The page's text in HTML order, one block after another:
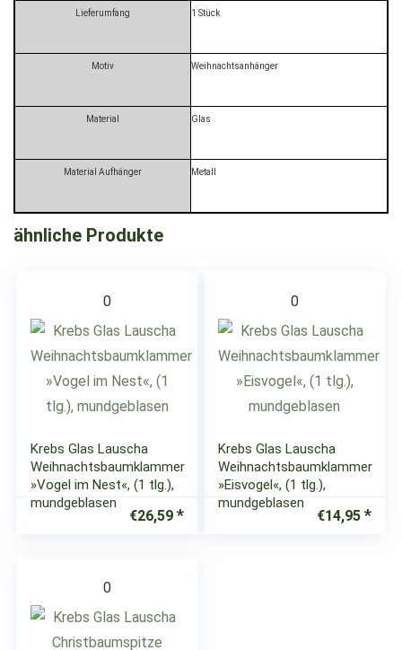
Lieferumfang 1 Stück
Motiv Weihnachtsanhänger
Material Glas
Material Aufhänger Metall
ähnliche Produkte
0
Krebs Glas Lauscha
Weihnachtsbaumklammer
»Vogel im Nest«, (1 tlg.),
mundgeblasen
€26,59
0
Krebs Glas Lauscha
Weihnachtsbaumklammer
»Eisvogel«, (1 tlg.),
mundgeblasen
€14,95
0